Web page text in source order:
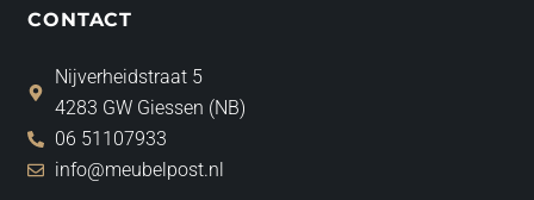
CONTACT
Nijverheidstraat 5
4283 GW Giessen (NB)
06 51107933
info@meubelpost.nl